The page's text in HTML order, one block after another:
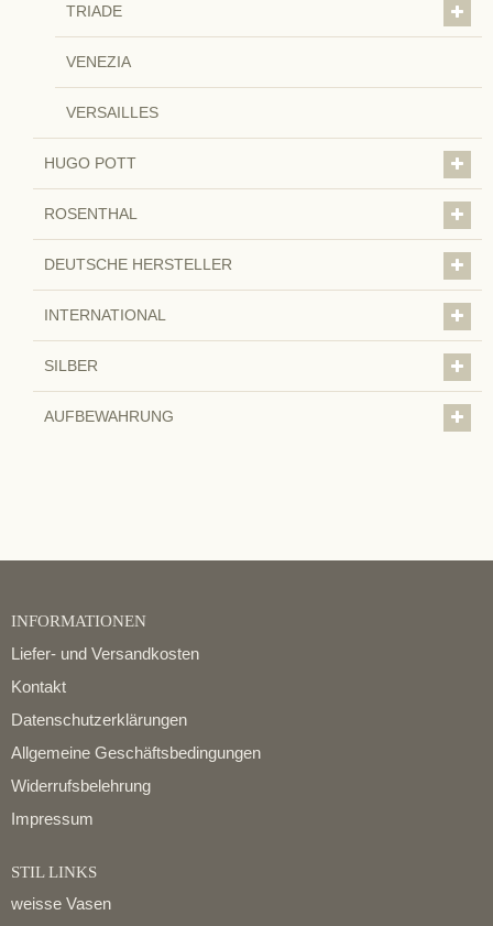
TRIADE
VENEZIA
VERSAILLES
HUGO POTT
ROSENTHAL
DEUTSCHE HERSTELLER
INTERNATIONAL
SILBER
AUFBEWAHRUNG
INFORMATIONEN
Liefer- und Versandkosten
Kontakt
Datenschutzerklärungen
Allgemeine Geschäftsbedingungen
Widerrufsbelehrung
Impressum
STIL LINKS
weisse Vasen